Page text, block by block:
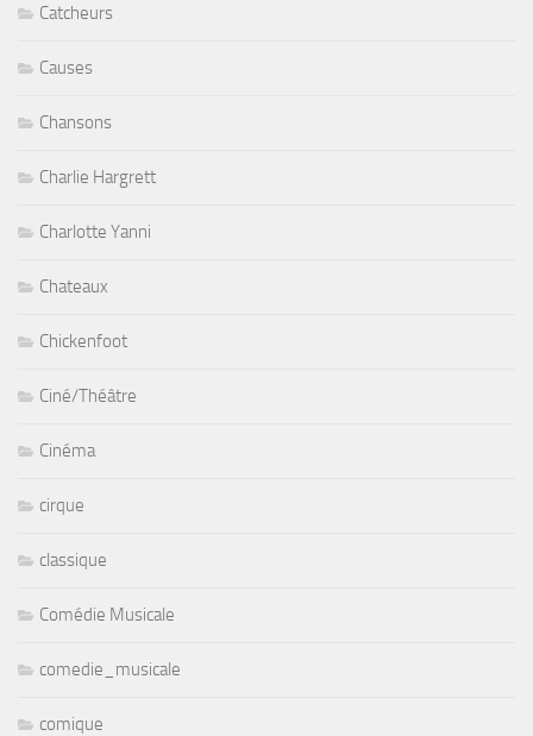
Catcheurs
Causes
Chansons
Charlie Hargrett
Charlotte Yanni
Chateaux
Chickenfoot
Ciné/Théâtre
Cinéma
cirque
classique
Comédie Musicale
comedie_musicale
comique